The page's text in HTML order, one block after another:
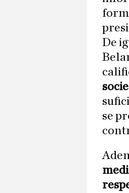
De
se